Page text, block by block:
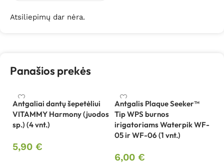
Atsiliepimų dar nėra.
Panašios prekės
Antgaliai dantų šepetėliui
VITAMMY Harmony (juodos
sp.) (4 vnt.)
5,90 €
Antgalis Plaque Seeker™
Tip WPS burnos
irigatoriams Waterpik WF-
05 ir WF-06 (1 vnt.)
6,00 €